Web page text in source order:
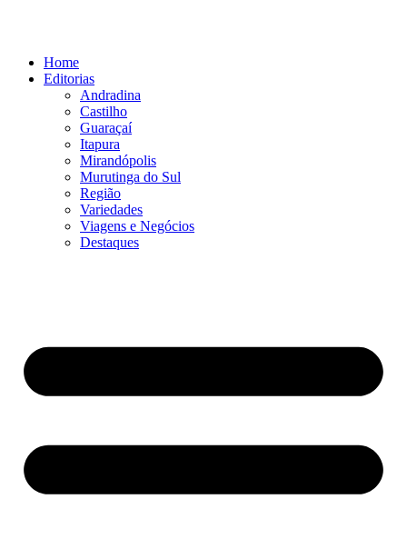
conteúdoHome
Editorias
Andradina
Castilho
Guaraçaí
Itapura
Mirandópolis
Murutinga do Sul
Região
Variedades
Viagens e Negócios
Destaques